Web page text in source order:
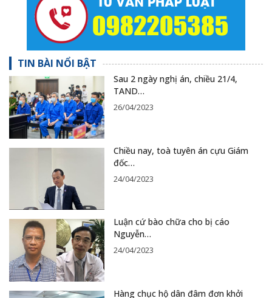
TIN BÀI NỔI BẬT
Sau 2 ngày nghị án, chiều 21/4,
TAND…
26/04/2023
Chiều nay, toà tuyên án cựu Giám
đốc…
24/04/2023
Luận cứ bào chữa cho bị cáo
Nguyễn…
24/04/2023
Hàng chục hộ dân đâm đơn khởi